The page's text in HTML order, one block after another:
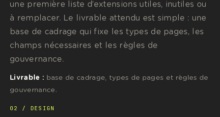
une première liste d’extensions utiles, inutiles ou
à remplacer. Le livrable attendu est simple : une
base de cadrage qui fixe les types de pages, les
champs nécessaires et les règles de
gouvernance.
Livrable : base de cadrage, types de pages et règles de
gouvernance.
02 / DESIGN